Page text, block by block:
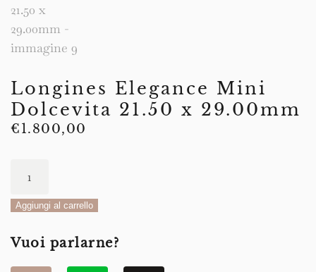
Longines Elegance Mini
Dolcevita 21.50 x 29.00mm
€1.800,00
Mini
21.50
x
Aggiungi al carrello
Vuoi parlarne?